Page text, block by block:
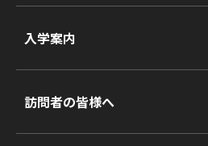
入学案内
訪問者の皆様へ